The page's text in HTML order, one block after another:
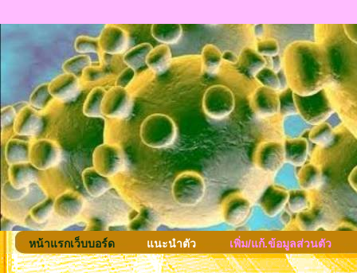
หน้าแรกเว็บบอร์ด แนะนำตัว เพิ่ม/แก้.ข้อมูลส่วนตัว